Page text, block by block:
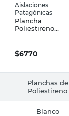
Aislaciones
Patagónicas
Plancha
Poliestireno
$6770
Planchas de
Poliestireno
Blanco